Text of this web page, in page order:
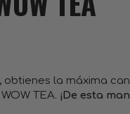
la máxima
TEA. ¡De esta